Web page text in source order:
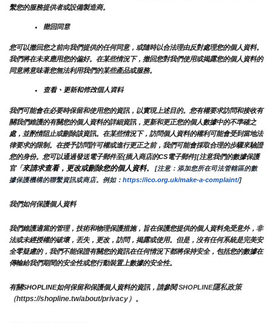
繫您的服務提供者或設備製造商。
撤回同意
您可以撤回您之前向我們提供的任何同意，或隨時以合法理由反對處理您的個人資料。
我們將在未來應用您的偏好。在某些情況下，撤回您對我們使用或揭露您的個人資料的
同意將意味著您無法利用我們的某些產品或服務。
查看、更新和修改個人資料
我們可能會在必要時保留和使用您的資訊，以實現上述目的。您有權要求訪問和接收有
關我們維護的有關您的個人資料的詳細資訊，更新和更正您的個人數據中的不準確之
處，並酌情阻止或刪除該資訊。在某些情況下，訪問個人資料的權利可能會受到當地法
律要求的限制。在授予訪問許可權或進行更正之前，我們可能會採取合理的步驟來驗證
您的身份。您可以通過發送電子郵件至{插入商店的CS電子郵件][注意我們的數據保護
官「來請求查看，更改或刪除您的個人資料。
[注意：添加您所在司法管轄區的數
據保護機構的聯繫資訊或商店。例如： https://ico.org.uk/make-a-complaint/]
我們如何保護個人資料
我們維護適當的管理，技術和物理保護措施，旨在保護您提供的個人資料免受意外，非
法或未經授權的破壞，丟失，更改，訪問，揭露或使用。但是，沒有任何系統是完美安
全零疑慮的，我們不能保證有關您的資訊在任何情況下都將保持安全，包括您的數據在
傳輸給我們期間的安全性或您行動裝置上數據的安全性。
有關SHOPLINE如何保留和保護個人資料的資訊，請參閱 SHOPLINE隱私政策
（https://shopline.tw/about/privacy）。